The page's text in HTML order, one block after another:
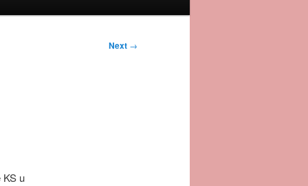
Next →
KS u